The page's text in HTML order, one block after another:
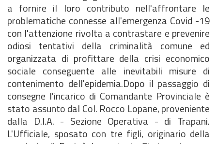
a fornire il loro contributo nell'affrontare le
problematiche connesse all'emergenza Covid -19
con l'attenzione rivolta a contrastare e prevenire
odiosi tentativi della criminalità comune ed
organizzata di profittare della crisi economico
sociale conseguente alle inevitabili misure di
contenimento dell'epidemia.Dopo il passaggio di
consegne l'incarico di Comandante Provinciale è
stato assunto dal Col. Rocco Lopane, proveniente
dalla D.I.A. - Sezione Operativa - di Trapani.
L'Ufficiale, sposato con tre figli, originario della